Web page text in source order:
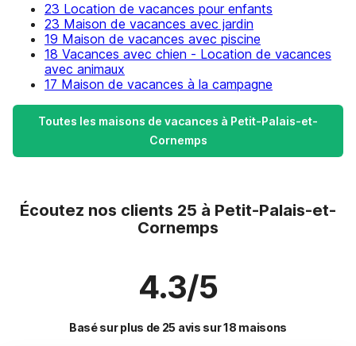
23 Location de vacances pour enfants
23 Maison de vacances avec jardin
19 Maison de vacances avec piscine
18 Vacances avec chien - Location de vacances
avec animaux
17 Maison de vacances à la campagne
Toutes les maisons de vacances à Petit-Palais-et-
Cornemps
Écoutez nos clients 25 à Petit-Palais-et-
Cornemps
4.3/5
Basé sur plus de 25 avis sur 18 maisons